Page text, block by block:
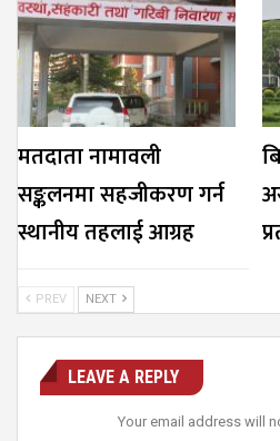
मतदाता नामावली
सङ्कलनमा सहजीकरण गर्न
स्थानीय तहलाई आग्रह
PREV NEXT
LEAVE A REPLY
Your email address will